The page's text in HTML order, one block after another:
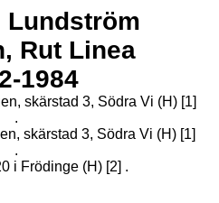
Lundström
Rut Linea
1984
skärstad 3, Södra Vi (H) [1]
.
skärstad 3, Södra Vi (H) [1]
.
i Frödinge (H) [2] .